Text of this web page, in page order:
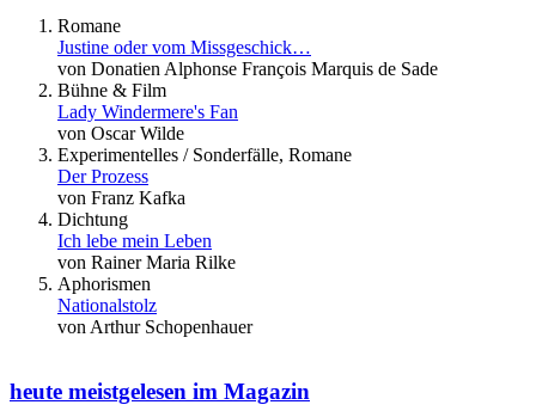
Romane
Justine oder vom Missgeschick…
von Donatien Alphonse François Marquis de Sade
Bühne & Film
Lady Windermere's Fan
von Oscar Wilde
Experimentelles / Sonderfälle, Romane
Der Prozess
von Franz Kafka
Dichtung
Ich lebe mein Leben
von Rainer Maria Rilke
Aphorismen
Nationalstolz
von Arthur Schopenhauer
heute meistgelesen im Magazin